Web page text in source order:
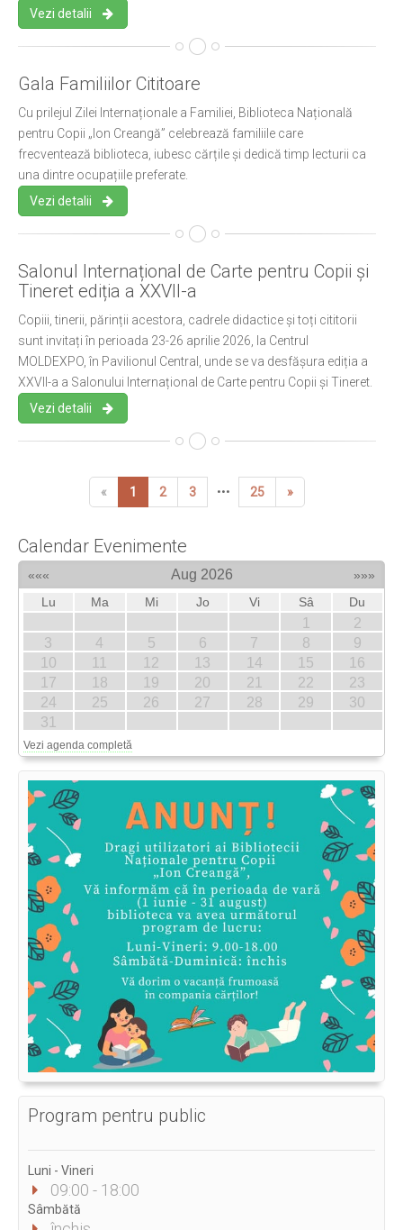
Vezi detalii
Gala Familiilor Cititoare
Cu prilejul Zilei Internaționale a Familiei, Biblioteca Națională
pentru Copii „Ion Creangă” celebrează familiile care
frecventează biblioteca, iubesc cărțile și dedică timp lecturii ca
una dintre ocupațiile preferate.
Vezi detalii
Salonul Internațional de Carte pentru Copii și
Tineret ediția a XXVII-a
Copiii, tinerii, părinții acestora, cadrele didactice și toți cititorii
sunt invitați în perioada 23-26 aprilie 2026, la Centrul
MOLDEXPO, în Pavilionul Central, unde se va desfășura ediția a
XXVII-a a Salonului Internațional de Carte pentru Copii și Tineret.
Vezi detalii
« 1 2 3 ••• 25 »
Calendar Evenimente
««« Aug 2026
»»»
Lu
Ma Mi Jo Vi Sâ Du
1
2
3
4 5 6 7 8
9
10
11 12 13 14 15
16
17
18 19 20 21 22
23
24
25 26 27 28 29
30
31
Vezi agenda completă
Program pentru public
Luni - Vineri
09:00 - 18:00
Sâmbătă